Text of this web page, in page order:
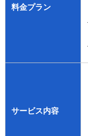
料金プラン
サービス内容